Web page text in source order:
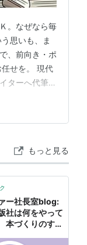
。なぜなら毎
思いも、ま
、前向き・ポ
せを。 現代
ターへ代筆を
み手の心に響
もっと見る
ー社長室blog:
社は何をやって
づくりのすべ